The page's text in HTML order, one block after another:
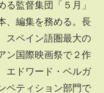
る監督集団「５月」
、編集を務める。長
スペイン語圏最大の
ン国際映画祭で２作
エドワード・ベルガ
ペティション部門で